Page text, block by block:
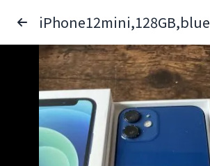
iPhone12mini,128GB,blue